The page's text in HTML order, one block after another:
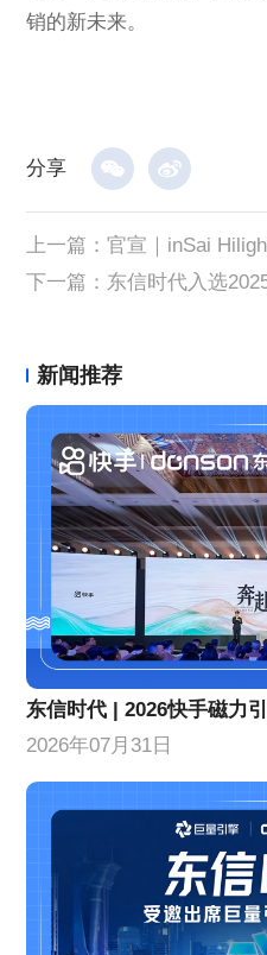
销的新未来。
分享
上一篇：
下一篇：
新闻推荐
2026年07月31日